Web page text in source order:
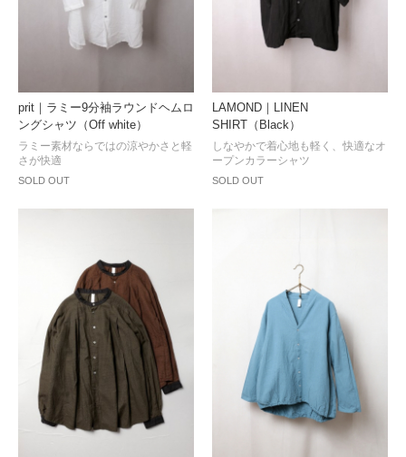
prit｜ラミー9分袖ラウンドヘムロ
ングシャツ（Off white）
SOLD OUT
ラミー素材ならではの涼やかさと軽
さが快適
LAMOND｜LINEN
SHIRT（Black）
SOLD OUT
しなやかで着心地も軽く、快適なオ
ープンカラーシャツ